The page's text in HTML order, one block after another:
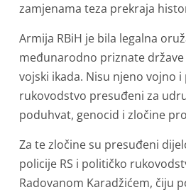
zamjenama teza prekraja
Armija RBiH je bila legalna
međunarodno priznate
vojski ikada. Nisu njeno vojno
rukovodstvo presuđeni za
poduhvat, genocid i zločine
Za te zločine su presuđeni
policije RS i političko
Radovanom Karadžićem, čiju